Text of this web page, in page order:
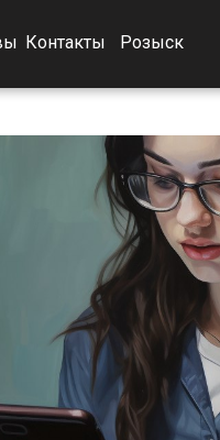
Контакты Розыск